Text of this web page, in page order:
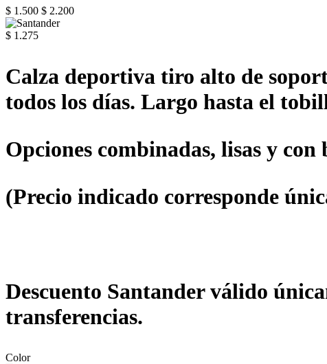
$ 1.500 $ 2.200
$ 1.275
Calza deportiva tiro alto de
todos los días. Largo hasta el
Opciones combinadas, lisas y con
(Precio indicado corresponde
Descuento Santander válido
transferencias.
Color